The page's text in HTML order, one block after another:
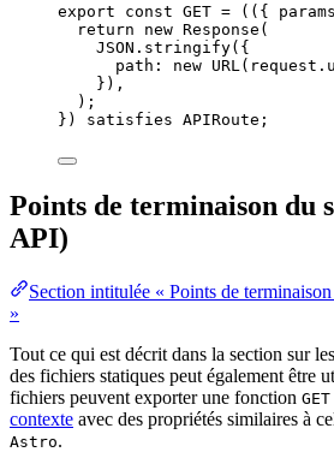
export const GET = ( ( { params
return new Response (
JSON . stringify( {
path: new URL (request .
} ) ,
) ;
} ) satisfies APIRoute ;
Points de terminaison du
API)
Section intitulée « Points de
»
Tout ce qui est décrit dans la section sur
des fichiers statiques peut également être
fichiers peuvent exporter une fonction GET
contexte avec des propriétés similaires à
Astro.